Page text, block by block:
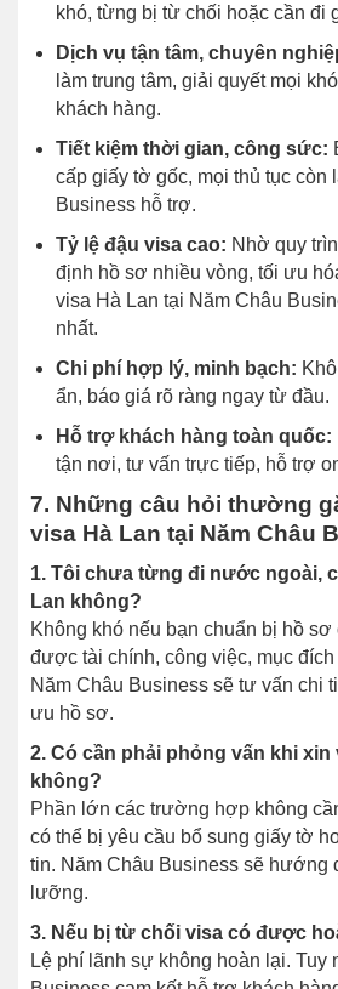
khó, từng bị từ chối hoặc cần đi
Dịch vụ tận tâm, chuyên
làm trung tâm, giải quyết mọi
khách hàng.
Tiết kiệm thời gian, công sức:
cấp giấy tờ gốc, mọi thủ tục còn
Business hỗ trợ.
Tỷ lệ đậu visa cao: Nhờ quy
định hồ sơ nhiều vòng, tối ưu
visa Hà Lan tại Năm Châu
nhất.
Chi phí hợp lý, minh bạch:
ẩn, báo giá rõ ràng ngay từ đầu.
Hỗ trợ khách hàng toàn quốc:
tận nơi, tư vấn trực tiếp, hỗ trợ
7. Những câu hỏi thường
visa Hà Lan tại Năm Châu
1. Tôi chưa từng đi nước ngoài,
Lan không?
Không khó nếu bạn chuẩn bị hồ
được tài chính, công việc, mục
Năm Châu Business sẽ tư vấn chi
ưu hồ sơ.
2. Có cần phải phỏng vấn khi xin
không?
Phần lớn các trường hợp không
có thể bị yêu cầu bổ sung giấy tờ
tin. Năm Châu Business sẽ hướng
lưỡng.
3. Nếu bị từ chối visa có được
Lệ phí lãnh sự không hoàn lại. Tuy